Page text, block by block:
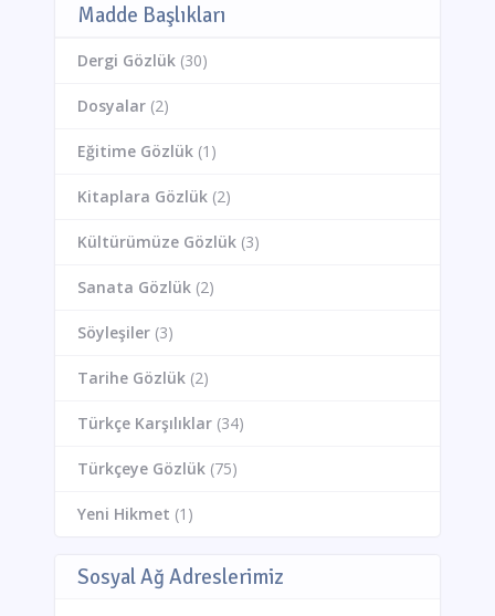
Madde Başlıkları
Dergi Gözlük(30)
Dosyalar(2)
Eğitime Gözlük(1)
Kitaplara Gözlük(2)
Kültürümüze Gözlük(3)
Sanata Gözlük(2)
Söyleşiler(3)
Tarihe Gözlük(2)
Türkçe Karşılıklar(34)
Türkçeye Gözlük(75)
Yeni Hikmet (1)
Sosyal Ağ Adreslerimiz